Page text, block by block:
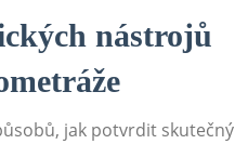
nástrojů
jak potvrdit skutečný